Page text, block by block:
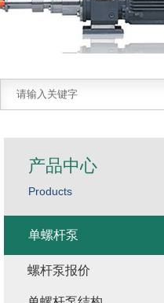
产品中心
Products
单螺杆泵
螺杆泵报价